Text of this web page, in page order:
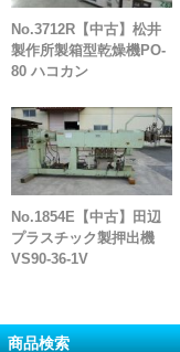
No.3712R【中古】松井
製作所製箱型乾燥機PO-
80 ハコカン
No.1854E【中古】田辺
プラスチック製押出機
VS90-36-1V
商品検索